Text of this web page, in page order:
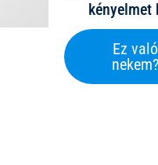
Ez való
nekem?